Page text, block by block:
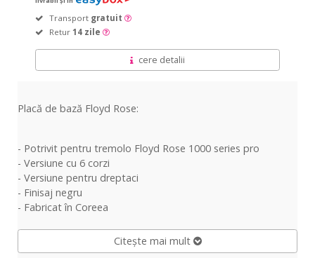
Transport gratuit
Retur 14 zile
cere detalii
Placă de bază Floyd Rose:
- Potrivit pentru tremolo Floyd Rose 1000 series pro
- Versiune cu 6 corzi
- Versiune pentru dreptaci
- Finisaj negru
- Fabricat în Coreea
Citește mai mult